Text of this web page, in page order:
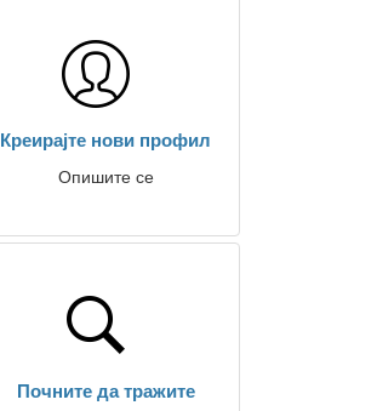
Креирајте нови профил
Опишите се
Почните да тражите